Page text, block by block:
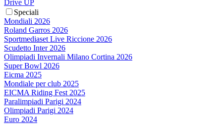
Drive UP
Speciali
Mondiali 2026
Roland Garros 2026
Sportmediaset Live Riccione 2026
Scudetto Inter 2026
Olimpiadi Invernali Milano Cortina 2026
Super Bowl 2026
Eicma 2025
Mondiale per club 2025
EICMA Riding Fest 2025
Paralimpiadi Parigi 2024
Olimpiadi Parigi 2024
Euro 2024